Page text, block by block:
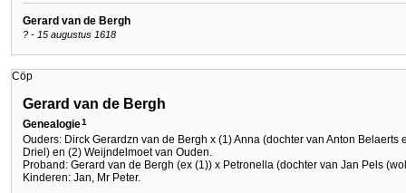
Gerard van de Bergh
? - 15 augustus 1618
Cöp
Gerard van de Bergh
Genealogie1
Ouders: Dirck Gerardzn van de Bergh x (1) Anna (dochter van Anton
Driel) en (2) Weijndelmoet van Ouden.
Proband: Gerard van de Bergh (ex (1)) x Petronella (dochter van Jan Pels
Kinderen: Jan, Mr Peter.